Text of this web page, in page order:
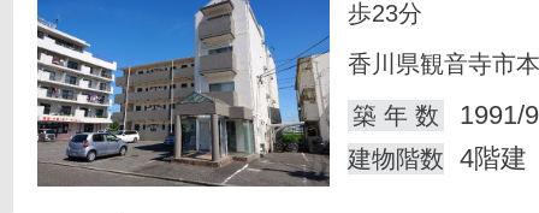
歩23分
香川県観音寺市
築 年 数
1991/
建物階数 4階建